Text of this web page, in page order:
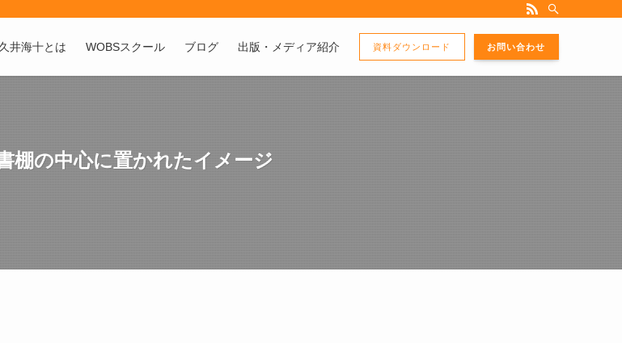
井海十とは WOBSスクール ブログ 出版・メディア紹介 資料ダウンロード お問い合わせ
棚の中心に置かれたイメージ